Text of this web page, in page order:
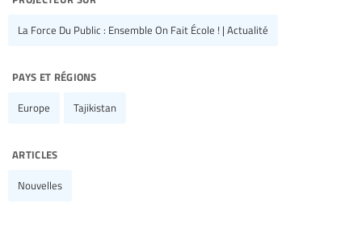
La Force Du Public : Ensemble On Fait École ! | Actualité
pays et régions
Europe Tajikistan
articles
Nouvelles